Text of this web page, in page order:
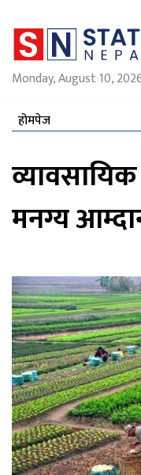
Monday, August 10,
होमपेज
मनग्य